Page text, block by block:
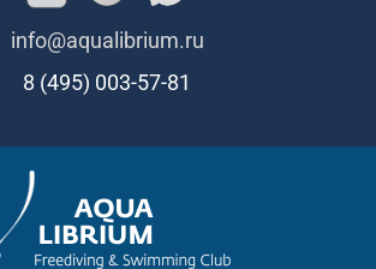
info@aqualibrium.ru
8 (495) 003-57-81